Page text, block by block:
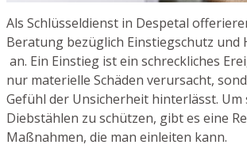
Als Schlüsseldienst in Despetal
Beratung bezüglich Einstiegschutz und
an. Ein Einstieg ist ein schreckliches
nur materielle Schäden verursacht,
Gefühl der Unsicherheit hinterlässt. Um
Diebstählen zu schützen, gibt es eine
Maßnahmen, die man einleiten kann.